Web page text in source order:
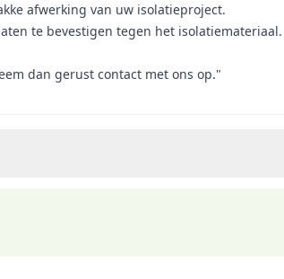
afwerking van uw isolatieproject.
te bevestigen tegen het isolatiemateriaal.
dan gerust contact met ons op."